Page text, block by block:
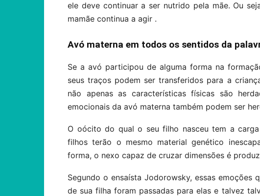
ele deve continuar a ser nutrido pela mãe. Ou
mamãe continua a agir .
Avó materna em todos os sentidos da
Se a avó participou de alguma forma na
seus traços podem ser transferidos para a
não apenas as características físicas são
emocionais da avó materna também podem ser
O oócito do qual o seu filho nasceu tem a
filhos terão o mesmo material genético
forma, o nexo capaz de cruzar dimensões é
Segundo o ensaísta Jodorowsky, essas emoções
de sua filha foram passadas para elas e talvez